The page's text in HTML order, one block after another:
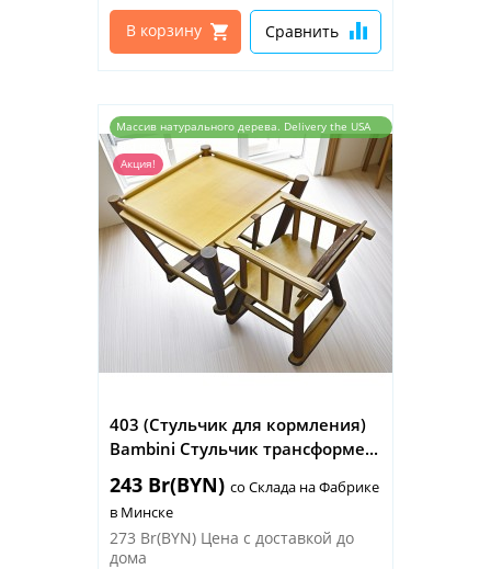
В корзину Сравнить
Массив натурального дерева. Delivery the USA
and the EU
Акция!
403 (Стульчик для кормления)
Bambini Стульчик трансформе...
243 Br(BYN) со Склада на Фабрике
в Минске
273 Br(BYN) Цена с доставкой до
дома